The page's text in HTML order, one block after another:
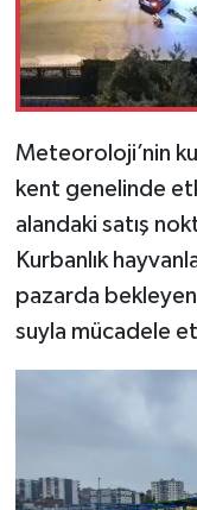
Meteoroloji’nin
kent genelinde
alandaki satış
Kurbanlık
pazarda
suyla mücadele